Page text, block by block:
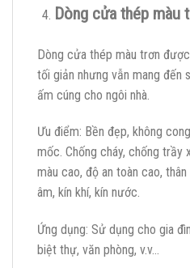
Dòng cửa thép màu
Dòng cửa thép màu trơn
tối giản nhưng vẫn mang đến
ấm cúng cho ngôi nhà.
Ưu điểm: Bền đẹp, không
mốc. Chống cháy, chống
màu cao, độ an toàn cao,
âm, kín khí, kín nước.
Ứng dụng: Sử dụng cho gia
biệt thự, văn phòng, v.v…